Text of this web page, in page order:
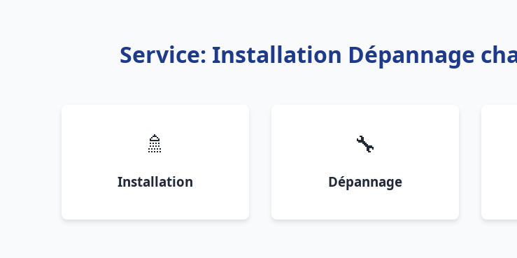
Service: Installation Dépannage
🚿
Installation
🔧
Dépannage